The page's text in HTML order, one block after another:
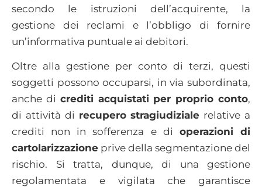
secondo le istruzioni dell’acquirente, la
gestione dei reclami e l’obbligo di fornire
un’informativa puntuale ai debitori.
Oltre alla gestione per conto di terzi, questi
soggetti possono occuparsi, in via subordinata,
anche di crediti acquistati per proprio conto,
di attività di recupero stragiudiziale relative a
crediti non in sofferenza e di operazioni di
cartolarizzazione prive della segmentazione del
rischio. Si tratta, dunque, di una gestione
regolamentata e vigilata che garantisce